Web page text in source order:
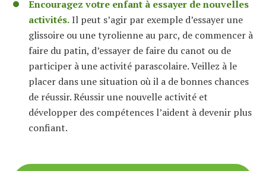
Encouragez votre enfant à essayer de nouvelles
activités.Il peut s’agir par exemple d’essayer une
glissoire ou une tyrolienne au parc, de commencer à
faire du patin, d’essayer de faire du canot ou de
participer à une activité parascolaire. Veillez à le
placer dans une situation où il a de bonnes chances
de réussir. Réussir une nouvelle activité et
développer des compétences l’aident à devenir plus
confiant.